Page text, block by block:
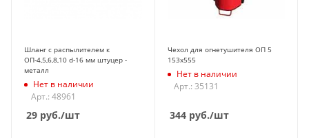
Шланг с распылителем к
ОП-4,5,6,8,10 d-16 мм штуцер -
металл
Нет в наличии
Арт.: 48961
29 руб./шт
Чехол для огнетушителя ОП 5
153х555
Нет в наличии
Арт.: 35131
344руб./шт